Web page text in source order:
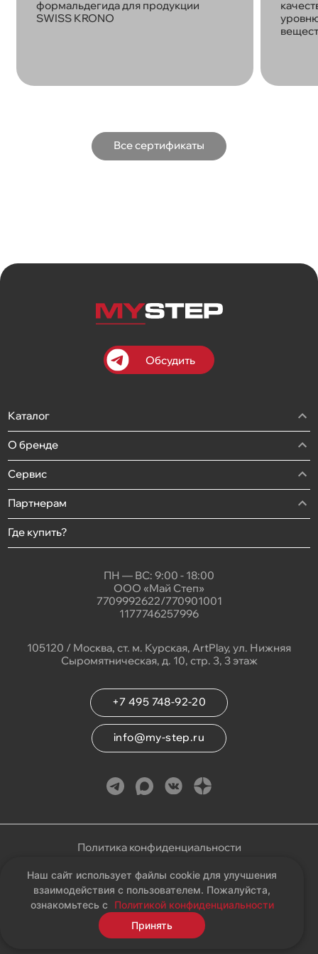
формальдегида для продукции
SWISS KRONO
Все сертификаты
Обсудить
Каталог
О бренде
Сервис
Партнерам
Где купить?
ПН — ВС: 9:00 - 18:00
ООО «Май Степ»
7709992622/770901001
1177746257996
105120 / Москва, ст. м. Курская, ArtPlay, ул. Нижняя
Сыромятническая, д. 10, стр. 3, 3 этаж
+7 495 748-92-20
info@my-step.ru
Политика конфиденциальности
Соглашение на обработку персональных данных
Карта сайта
Наш сайт использует файлы cookie для улучшения
взаимодействия с пользователем. Пожалуйста,
ознакомьтесь с
Политикой конфиденциальности
Принять